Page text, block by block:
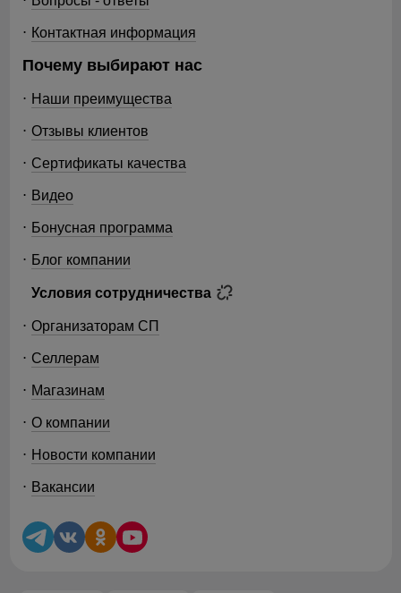
Контактная информация
Почему выбирают нас
Наши преимущества
Отзывы клиентов
Сертификаты качества
Видео
Бонусная программа
Блог компании
Условия сотрудничества
Организаторам СП
Селлерам
Магазинам
О компании
Новости компании
Вакансии